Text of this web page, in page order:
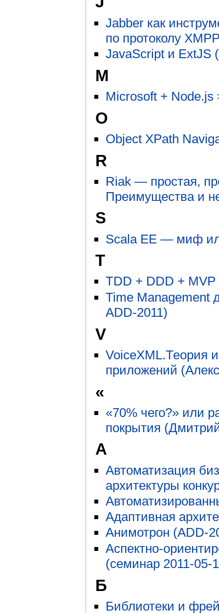
Jabber как
по протоколу
JavaScript и ExtJS
M
Microsoft +
O
Object XPath
R
Riak — простая,
Преимущества и
S
Scala EE — миф
T
TDD + DDD +
Time Management
ADD-2011)
V
VoiceXML.Теория
приложений
«
«70% чего?» или
покрытия
А
Автоматизация
архитектуры
Адаптивная
Анимотрон (ADD-
Аспектно-
(семинар 2011-05-
Б
Библиотеки и